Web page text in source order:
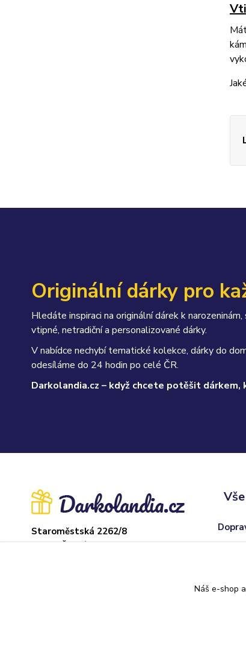
Originální dárky pro
Hledáte inspiraci na originální dárek k
vtipné, netradiční a personalizované dárky.
V nabídce nechybí tematické kolekce, dárky do
odesíláme do 24 hodin po celé ČR.
Darkolandia.cz – když chcete potěšit dárkem,
Staroměstská 2262/8
37004 České Budějovice
Náš e-shop